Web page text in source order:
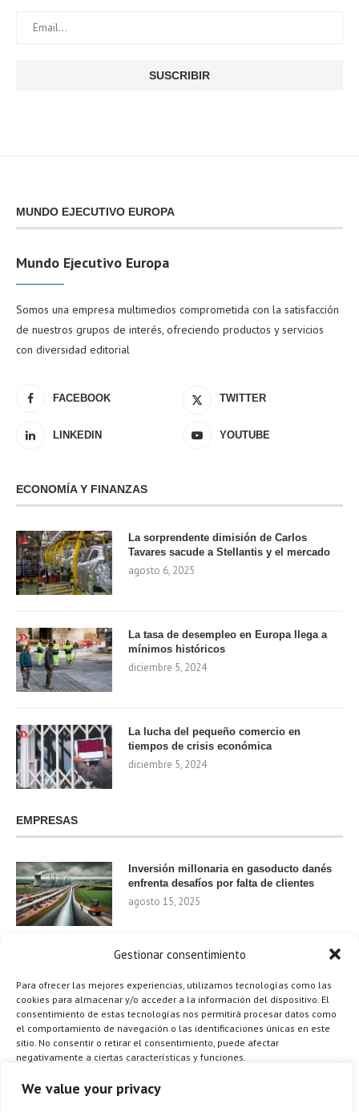
We value your privacy
Gestionar consentimiento
Para ofrecer las mejores experiencias, utilizamos tecnologías como las
cookies para almacenar y/o acceder a la información del dispositivo. El
consentimiento de estas tecnologías nos permitirá procesar datos como
el comportamiento de navegación o las identificaciones únicas en este
sitio. No consentir o retirar el consentimiento, puede afectar
negativamente a ciertas características y funciones.
Gestionar los servicios
MUNDO EJECUTIVO EUROPA
Mundo Ejecutivo Europa
Somos una empresa multimedios comprometida con la satisfacción
de nuestros grupos de interés, ofreciendo productos y servicios
con diversidad editorial
FACEBOOK TWITTER
LINKEDIN YOUTUBE
ECONOMÍA Y FINANZAS
La sorprendente dimisión de Carlos
Tavares sacude a Stellantis y el mercado
agosto 6, 2025
La tasa de desempleo en Europa llega a
mínimos históricos
diciembre 5, 2024
La lucha del pequeño comercio en
tiempos de crisis económica
diciembre 5, 2024
EMPRESAS
Inversión millonaria en gasoducto danés
enfrenta desafíos por falta de clientes
agosto 15, 2025
de IA para 2024
agosto 9, 2025
¿Cómo el Método de Tres Sillas de Walt
Productividad?